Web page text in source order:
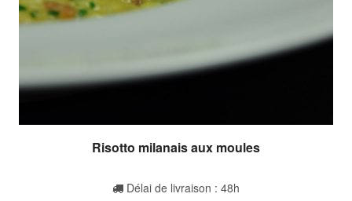
Risotto milanais aux moules
Délai de livraison : 48h